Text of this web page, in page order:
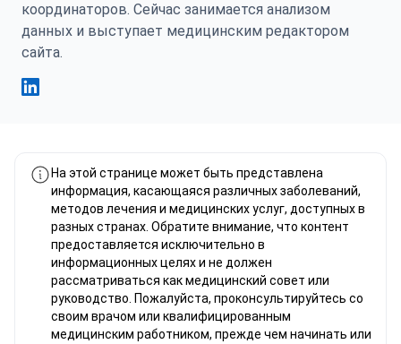
координаторов. Сейчас занимается анализом
данных и выступает медицинским редактором
сайта.
На этой странице может быть представлена
информация, касающаяся различных заболеваний,
методов лечения и медицинских услуг, доступных в
разных странах. Обратите внимание, что контент
предоставляется исключительно в
информационных целях и не должен
рассматриваться как медицинский совет или
руководство. Пожалуйста, проконсультируйтесь со
своим врачом или квалифицированным
медицинским работником, прежде чем начинать или